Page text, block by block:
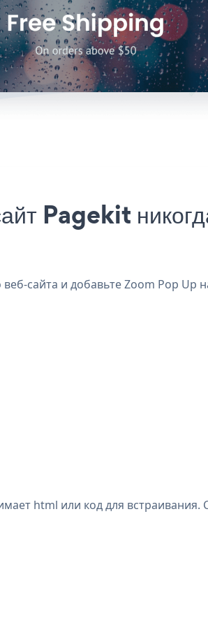
Pagekit
сайта и добавьте Zoom Pop Up
html или код для встраивания.